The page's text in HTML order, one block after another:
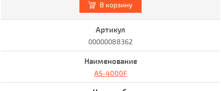
В корзину
00000088362
AS-4000F